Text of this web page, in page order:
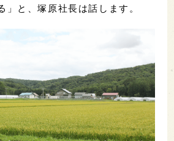
」と、塚原社長は話します。